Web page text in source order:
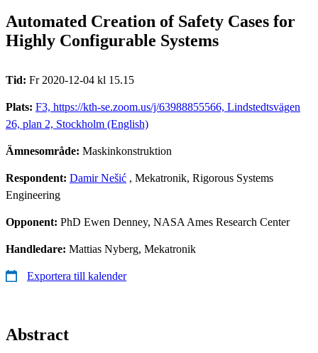
Automated Creation of Safety Cases for
Highly Configurable Systems
Tid: Fr 2020-12-04 kl 15.15
Plats: F3, https://kth-se.zoom.us/j/63988855566, Lindstedtsvägen
26, plan 2, Stockholm (English)
Ämnesområde: Maskinkonstruktion
Respondent: Damir Nešić , Mekatronik, Rigorous Systems
Engineering
Opponent: PhD Ewen Denney, NASA Ames Research Center
Handledare: Mattias Nyberg, Mekatronik
Exportera till kalender
Abstract